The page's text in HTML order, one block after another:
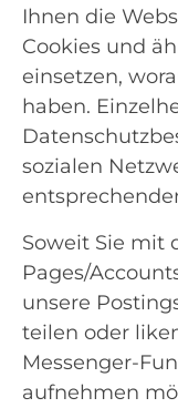
Ihnen die
Cookies und
einsetzen,
haben.
sozialen
Soweit Sie mit
Pages/
unsere
teilen oder
Messenger-
aufnehmen